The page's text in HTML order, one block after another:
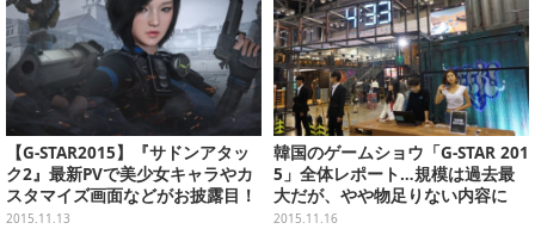
【G-STAR2015】『サドンアタッ
ク2』最新PVで美少女キャラやカ
スタマイズ画面などがお披露目！
韓国では2016年夏サービス開始
2015.11.13
韓国のゲームショウ「G-STAR 201
5」全体レポート…規模は過去最
大だが、やや物足りない内容に
2015.11.16